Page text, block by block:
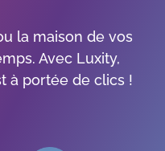
la maison de vos
Avec Luxity,
à portée de clics !